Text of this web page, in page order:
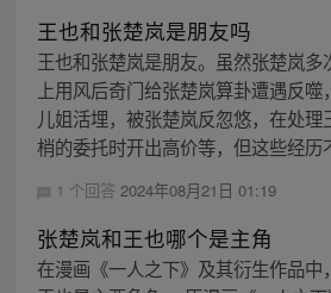
王也和张楚岚是朋友吗
王也和张楚岚是朋友。虽然张楚岚多
上用风后奇门给张楚岚算卦遭遇反
儿姐活埋，被张楚岚反忽悠，在处
梢的委托时开出高价等，但这些经历
1 个回答 2024年08月21日 01:19
张楚岚和王也哪个是主角
在漫画《一人之下》及其衍生作品中